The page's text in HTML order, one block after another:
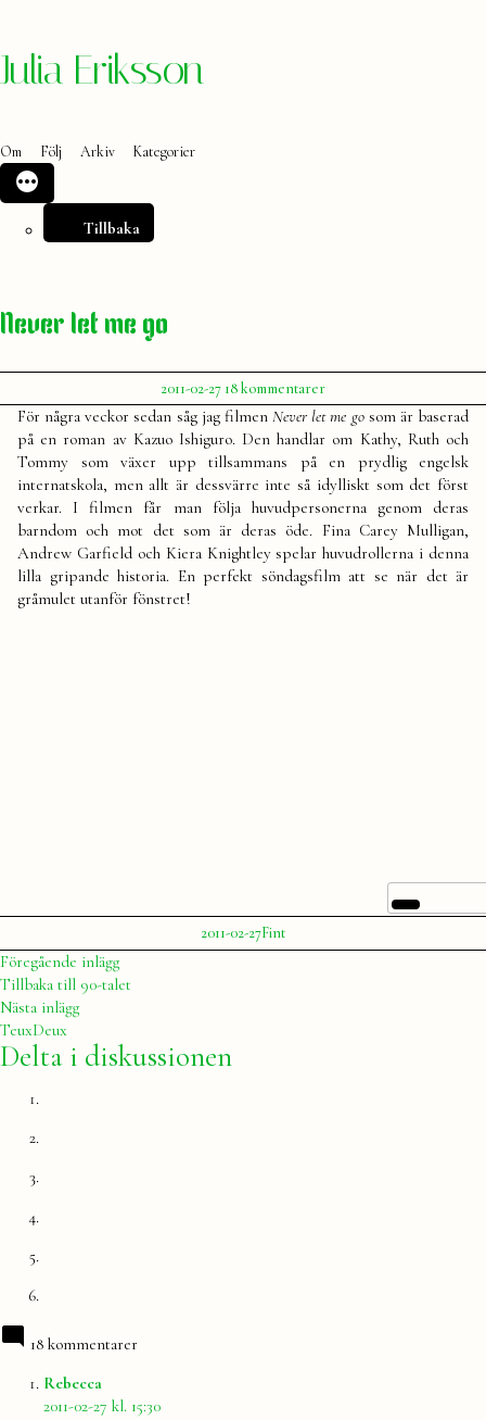
Hoppa
Julia Eriksson
Om Följ Arkiv Kategorier
Tillbaka
Never let me go
Publicerat
av
Julia
2011-02-27 18 kommentarertill
Never
me
go
För några veckor sedan såg jag filmenNever let me gosom är baserad
på en roman av Kazuo Ishiguro. Den handlar om Kathy, Ruth och
Tommy som växer upp tillsammans på en prydlig engelsk
internatskola, men allt är dessvärre inte så idylliskt som det först
verkar. I filmen får man följa huvudpersonerna genom deras
barndom och mot det som är deras öde. Fina Carey Mulligan,
Andrew Garfield och Kiera Knightley spelar huvudrollerna i denna
lilla gripande historia. En perfekt söndagsfilm att se när det är
gråmulet utanför fönstret!
Publicerat
av
Julia
2011-02-27Publicerat
i
Fint
Inläggsnavigering
Föregående inläggFöregående
inlägg:
Tillbaka till 90-talet
Nästa inläggNästa
TeuxDeux
Delta i diskussionen
18 kommentarer
Rebecca
2011-02-27 kl. 15:30